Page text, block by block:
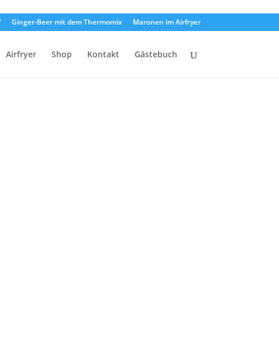
Ginger-Beer mit dem Thermomix Maronen im Airfryer
Airfryer Shop Kontakt Gästebuch